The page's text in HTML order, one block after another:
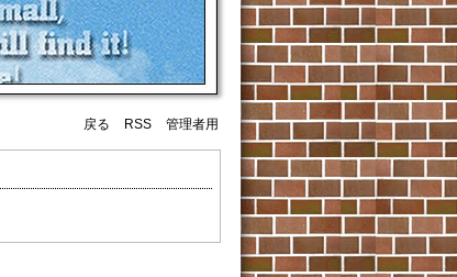
戻る RSS 管理者用